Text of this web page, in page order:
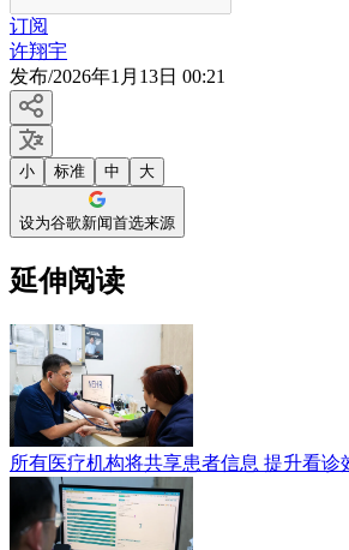
订阅
许翔宇
发布/2026年1月13日 00:21
小 标准 中 大
设为谷歌新闻首选来源
延伸阅读
所有医疗机构将共享患者信息 提升看诊